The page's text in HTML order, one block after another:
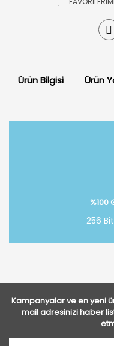
Ürün Bilgisi Ürün
%100
256
Kampanyalar ve en yeni
mail adresinizi haber